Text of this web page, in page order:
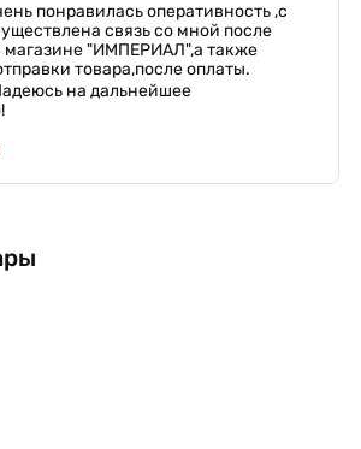
понравилась оперативность ,с
связь со мной после
магазине "ИМПЕРИАЛ",а также
товара,после оплаты.
на дальнейшее